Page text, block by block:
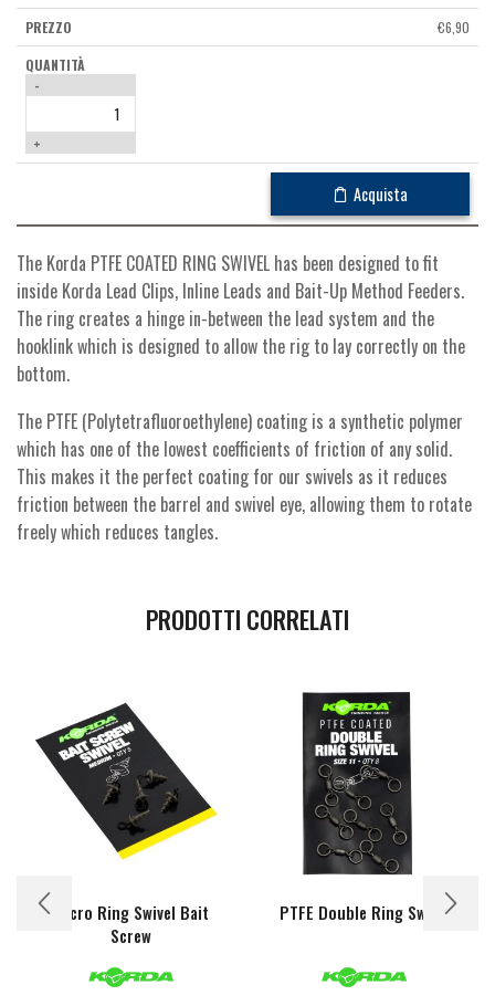
€6,90
-
+
Acquista
The Korda PTFE COATED RING SWIVEL has been designed to fit
inside Korda Lead Clips, Inline Leads and Bait-Up Method Feeders.
The ring creates a hinge in-between the lead system and the
hooklink which is designed to allow the rig to lay correctly on the
bottom.
The PTFE (Polytetrafluoroethylene) coating is a synthetic polymer
which has one of the lowest coefficients of friction of any solid.
This makes it the perfect coating for our swivels as it reduces
friction between the barrel and swivel eye, allowing them to rotate
freely which reduces tangles.
PRODOTTI CORRELATI
Micro Ring Swivel Bait
Screw
PTFE Double Ring Swivel